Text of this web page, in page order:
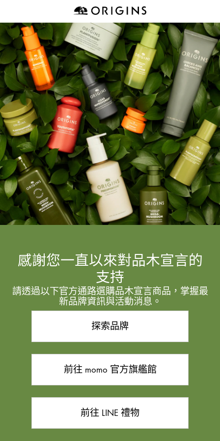
感謝您一直以來對品木宣言的
支持
請透過以下官方通路選購品木宣言商品，掌握最
新品牌資訊與活動消息。
探索品牌
前往 momo 官方旗艦館
前往 LINE 禮物